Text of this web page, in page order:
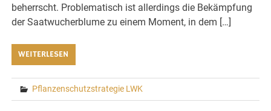
beherrscht. Problematisch ist allerdings die Bekämpfung
der Saatwucherblume zu einem Moment, in dem […]
WEITERLESEN
Pflanzenschutzstrategie LWK